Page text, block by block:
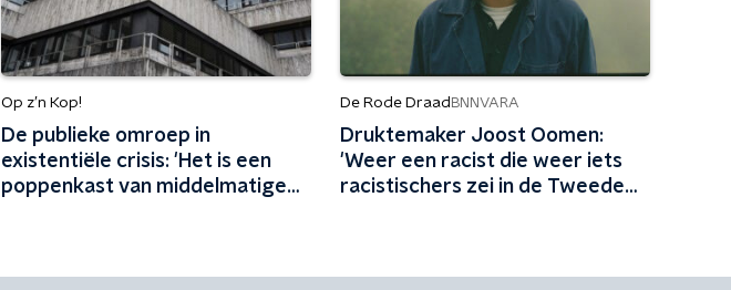
Op z’n Kop!
De publieke omroep in
existentiële crisis: 'Het is een
poppenkast van middelmatige
De Rode Draad BNNVARA
Druktemaker Joost Oomen:
'Weer een racist die weer iets
racistischers zei in de Tweede